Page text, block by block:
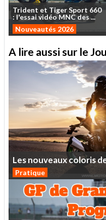
Trident et TigerSport 660
: l'essaividéoMNCdes...
Nouveautés 2026
A lire aussi sur le
Lesnouveauxcoloris
Pratique